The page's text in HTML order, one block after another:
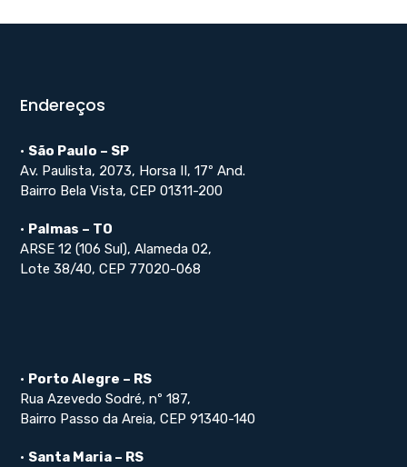
Endereços
• São Paulo – SP
Av. Paulista, 2073, Horsa II, 17º And.
Bairro Bela Vista, CEP 01311-200
• Palmas – TO
ARSE 12 (106 Sul), Alameda 02,
Lote 38/40, CEP 77020-068
• Porto Alegre – RS
Rua Azevedo Sodré, nº 187,
Bairro Passo da Areia, CEP 91340-140
• Santa Maria – RS